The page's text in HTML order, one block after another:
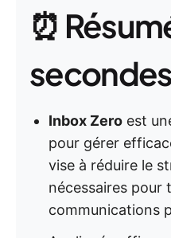
⏰
secondes
Inbox Zero est
pour gérer
vise à réduire le
nécessaires pour
communications